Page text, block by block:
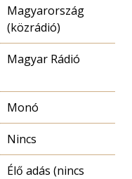
Magyarország
(közrádió)
Magyar Rádió
Monó
Nincs
Élő adás (nincs